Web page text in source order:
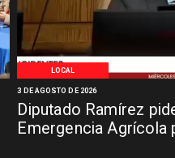
LOCAL
Diputado Ramírez
Emergencia Agrícola
3 DE AGOSTO DE 2026